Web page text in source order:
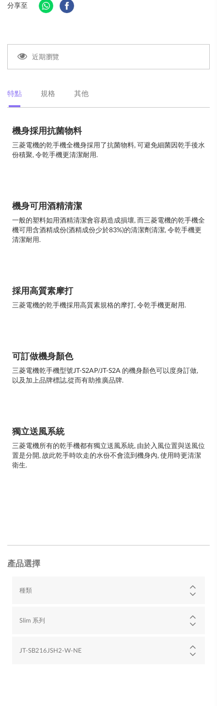
分享至
近期瀏覽
特點 規格 其他
機身採用抗菌物料
三菱電機的乾手機全機身採用了抗菌物料, 可避免細菌因乾手後水
份積聚, 令乾手機更清潔耐用.
機身可用酒精清潔
一般的塑料如用酒精清潔會容易造成損壞, 而三菱電機的乾手機全
機可用含酒精成份(酒精成份少於83%)的清潔劑清潔, 令乾手機更
清潔耐用.
採用高質素摩打
三菱電機的乾手機採用高質素規格的摩打, 令乾手機更耐用.
可訂做機身顏色
三菱電機乾手機型號JT-S2AP/JT-S2A 的機身顏色可以度身訂做,
以及加上品牌標誌,從而有助推廣品牌.
獨立送風系統
三菱電機所有的乾手機都有獨立送風系統, 由於入風位置與送風位
置是分開, 故此乾手時吹走的水份不會流到機身內, 使用時更清潔
衛生.
產品選擇
種類
Slim 系列
JT-SB216JSH2-W-NE